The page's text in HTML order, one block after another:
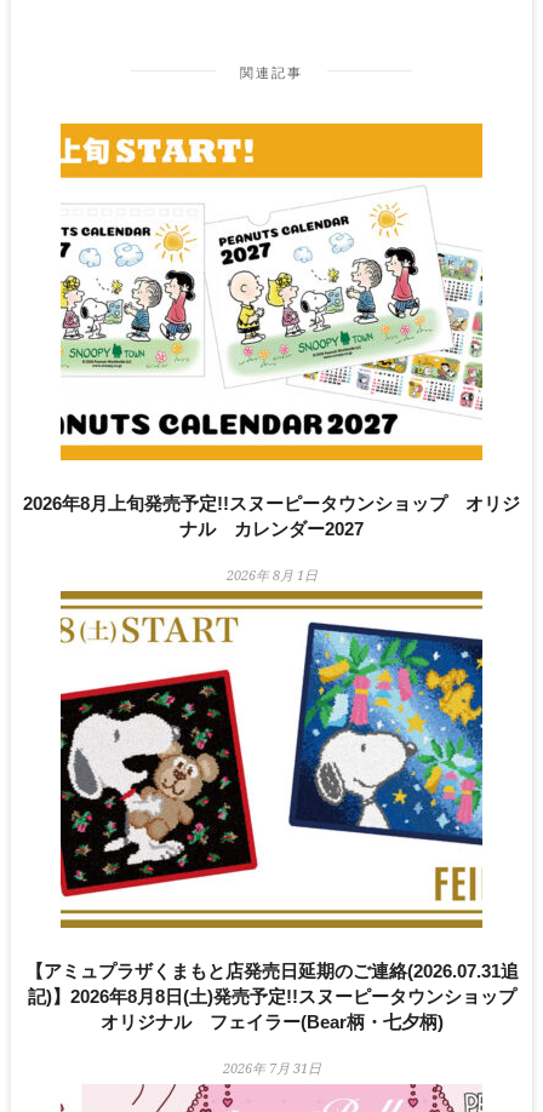
関連記事
2026年8月上旬発売予定!!スヌーピータウンショップ オリジ
ナル カレンダー2027
2026年 8月 1日
【アミュプラザくまもと店発売日延期のご連絡(2026.07.31追
記)】2026年8月8日(土)発売予定!!スヌーピータウンショップ
オリジナル フェイラー(Bear柄・七夕柄)
2026年 7月 31日